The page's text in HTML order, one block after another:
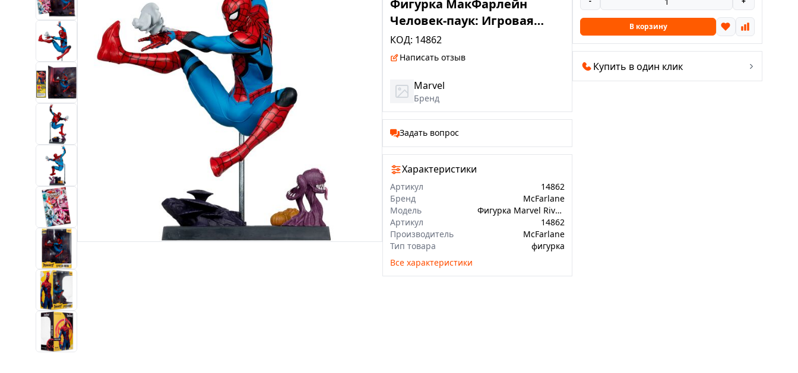
Фигурка МакФарлейн
Человек-паук: Игровая
версия (Marvel Rivals) —
Масштаб 1/6/ Marvel Rivals
КОД: 14862
Написать отзыв
Marvel
Бренд
Задать вопрос
Характеристики
Артикул
14862
Бренд
McFarlane
Модель
Фигурка Marvel Rivals Spider-Man 1:6th Scale Collectible
Артикул
14862
Производитель
McFarlane
Тип товара
фигурка
Все характеристики
В корзину
Купить в один клик